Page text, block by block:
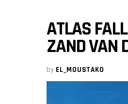
ATLAS
ZAND VAN
by EL_MOUSTAKO